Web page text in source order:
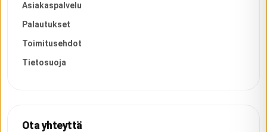
Asiakaspalvelu
Palautukset
Toimitusehdot
Tietosuoja
Ota yhteyttä